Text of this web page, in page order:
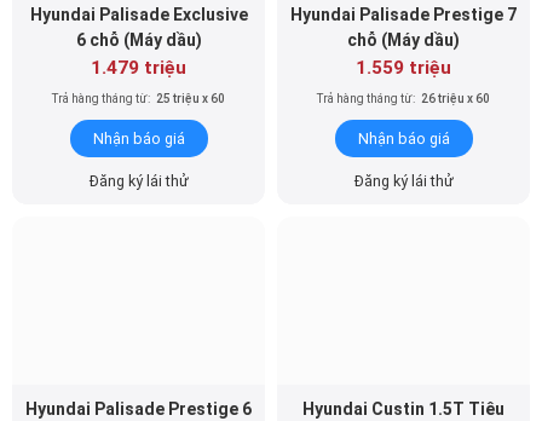
Hyundai Palisade Exclusive
6 chỗ (Máy dầu)
1.479 triệu
Trả hàng tháng từ: 25 triệu x 60
Nhận báo giá
Đăng ký lái thử
Hyundai Palisade Prestige 7
chỗ (Máy dầu)
1.559 triệu
Trả hàng tháng từ: 26 triệu x 60
Nhận báo giá
Đăng ký lái thử
Hyundai Palisade Prestige 6
Hyundai Custin 1.5T Tiêu